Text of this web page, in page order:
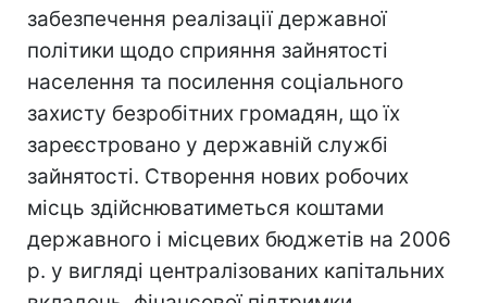
забезпечення реалізації державної
політики щодо сприяння зайнятості
населення та посилення соціального
захисту безробітних громадян, що їх
зареєстровано у державній службі
зайнятості. Створення нових робочих
місць здійснюватиметься коштами
державного і місцевих бюджетів на 2006
р. у вигляді централізованих капітальних